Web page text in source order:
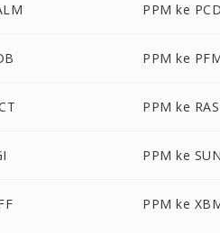
PPM ke
PPM ke
PPM ke RAS
PPM ke
PPM ke